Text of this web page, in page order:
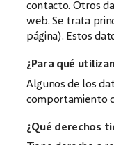
contacto. Otros
web. Se trata
página). Estos
¿Para qué
Algunos de los
comportamiento
¿Qué derechos